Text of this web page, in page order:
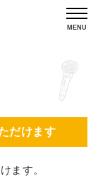
MENU
だけます
ます。